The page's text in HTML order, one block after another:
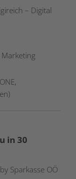
– Digital
in 30
Sparkasse OÖ